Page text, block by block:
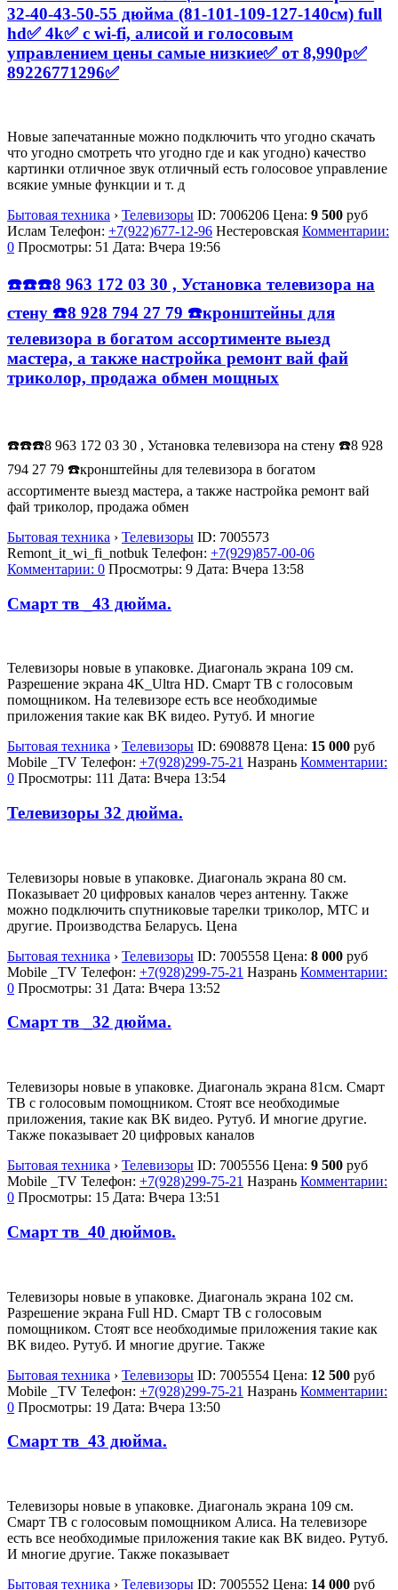
32-40-43-50-55 дюйма (81-101-109-127-140см) full
hd✅ 4k✅ с wi-fi, алисой и голосовым
управлением цены самые низкие✅ от 8,990р✅
89226771296✅
Новые запечатанные можно подключить что угодно скачать
что угодно смотреть что угодно где и как угодно) качество
картинки отличное звук отличный есть голосовое управление
всякие умные функции и т. д
Бытовая техника › Телевизоры ID: 7006206 Цена: 9 500 руб
Ислам Телефон: +7(922)677-12-96 Нестеровская Комментарии:
0 Просмотры: 51 Дата: Вчера 19:56
☎️☎️☎️8 963 172 03 30 , Установка телевизора на
стену ☎️8 928 794 27 79 ☎️кронштейны для
телевизора в богатом ассортименте выезд
мастера, а также настройка ремонт вай фай
триколор, продажа обмен мощных
☎️☎️☎️8 963 172 03 30 , Установка телевизора на стену ☎️8 928
794 27 79 ☎️кронштейны для телевизора в богатом
ассортименте выезд мастера, а также настройка ремонт вай
фай триколор, продажа обмен
Бытовая техника › Телевизоры ID: 7005573
Remont_it_wi_fi_notbuk Телефон: +7(929)857-00-06
Комментарии: 0 Просмотры: 9 Дата: Вчера 13:58
Смарт тв _43 дюйма.
Телевизоры новые в упаковке. Диагональ экрана 109 см.
Разрешение экрана 4K_Ultra HD. Смарт ТВ с голосовым
помощником. На телевизоре есть все необходимые
приложения такие как ВК видео. Рутуб. И многие
Бытовая техника › Телевизоры ID: 6908878 Цена: 15 000 руб
Mobile _TV Телефон: +7(928)299-75-21 Назрань Комментарии:
0 Просмотры: 111 Дата: Вчера 13:54
Телевизоры 32 дюйма.
Телевизоры новые в упаковке. Диагональ экрана 80 см.
Показывает 20 цифровых каналов через антенну. Также
можно подключить спутниковые тарелки триколор, МТС и
другие. Производства Беларусь. Цена
Бытовая техника › Телевизоры ID: 7005558 Цена: 8 000 руб
Mobile _TV Телефон: +7(928)299-75-21 Назрань Комментарии:
0 Просмотры: 31 Дата: Вчера 13:52
Смарт тв _32 дюйма.
Телевизоры новые в упаковке. Диагональ экрана 81см. Смарт
ТВ с голосовым помощником. Стоят все необходимые
приложения, такие как ВК видео. Рутуб. И многие другие.
Также показывает 20 цифровых каналов
Бытовая техника › Телевизоры ID: 7005556 Цена: 9 500 руб
Mobile _TV Телефон: +7(928)299-75-21 Назрань Комментарии:
0 Просмотры: 15 Дата: Вчера 13:51
Смарт тв_40 дюймов.
Телевизоры новые в упаковке. Диагональ экрана 102 см.
Разрешение экрана Full HD. Смарт ТВ с голосовым
помощником. Стоят все необходимые приложения такие как
ВК видео. Рутуб. И многие другие. Также
Бытовая техника › Телевизоры ID: 7005554 Цена: 12 500 руб
Mobile _TV Телефон: +7(928)299-75-21 Назрань Комментарии:
0 Просмотры: 19 Дата: Вчера 13:50
Смарт тв_43 дюйма.
Телевизоры новые в упаковке. Диагональ экрана 109 см.
Смарт ТВ с голосовым помощником Алиса. На телевизоре
есть все необходимые приложения такие как ВК видео. Рутуб.
И многие другие. Также показывает
Бытовая техника › Телевизоры ID: 7005552 Цена: 14 000 руб